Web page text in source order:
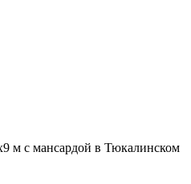
м с мансардой в Тюкалинском